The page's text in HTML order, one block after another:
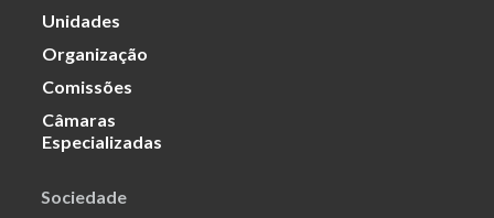
Unidades
Organização
Comissões
Câmaras
Especializadas
Sociedade